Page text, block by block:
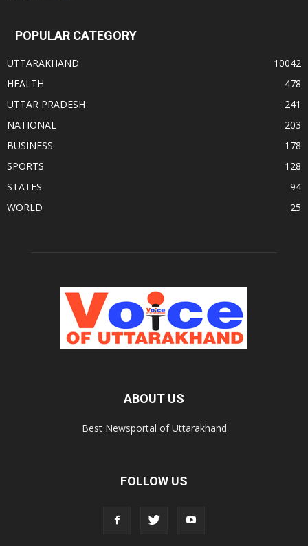
POPULAR CATEGORY
UTTARAKHAND
10042
HEALTH
478
UTTAR PRADESH
241
NATIONAL
203
BUSINESS
178
SPORTS
128
STATES
94
WORLD
25
ABOUT US
Best Newsportal of Uttarakhand
FOLLOW US